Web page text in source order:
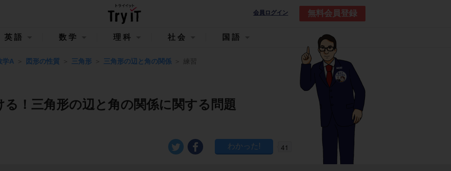
会員ログイン 無料会員登録
英語 数学 理科 社会 国語
学A 図形の性質 三角形 三角形の辺と角の関係 練習
る！三角形の辺と角の関係に関する問題
41